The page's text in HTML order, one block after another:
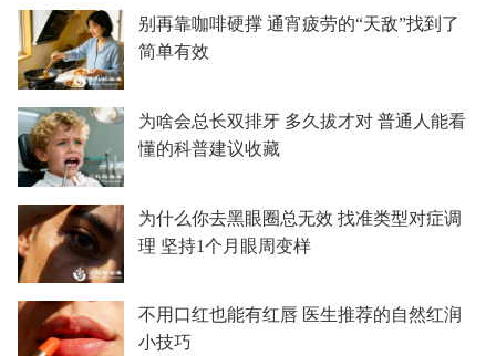
别再靠咖啡硬撑 通宵疲劳的“天敌”找到了
简单有效
为啥会总长双排牙 多久拔才对 普通人能看
懂的科普建议收藏
为什么你去黑眼圈总无效 找准类型对症调
理 坚持1个月眼周变样
不用口红也能有红唇 医生推荐的自然红润
小技巧